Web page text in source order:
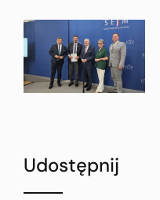
Udostępnij